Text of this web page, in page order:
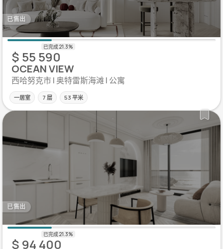
已售出
$ 55 590
OCEAN VIEW
西哈努克市 | 奥特雷斯海滩 | 公寓
一居室 7 层 53 平米
已售出
$ 94 400